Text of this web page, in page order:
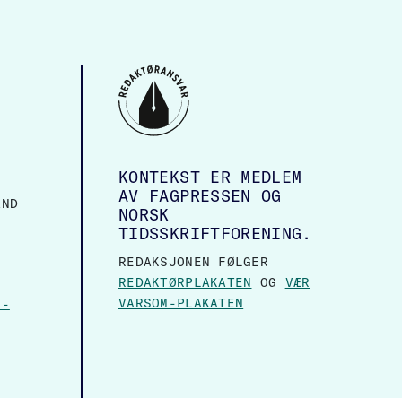
KONTEKST ER MEDLEM
AV FAGPRESSEN OG
NORSK
TIDSSKRIFTFORENING.
REDAKSJONEN FØLGER
REDAKTØRPLAKATEN OG VÆR
VARSOM-PLAKATEN